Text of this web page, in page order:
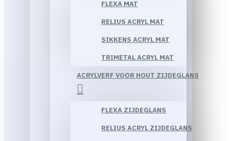
FLEXA MAT
RELIUS ACRYL MAT
SIKKENS ACRYL MAT
TRIMETAL ACRYL MAT
ACRYLVERF VOOR HOUT ZIJDEGLANS
FLEXA ZIJDEGLANS
RELIUS ACRYL ZIJDEGLANS